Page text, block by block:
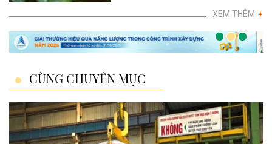
XEM THÊM +
CÙNG CHUYÊN MỤC